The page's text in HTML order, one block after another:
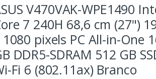
V470VAK-WPE1490
7 240H 68,6 cm (27")
pixels PC All-in-One
DDR5-SDRAM 512 GB
Fi 6 (802.11ax) Branco